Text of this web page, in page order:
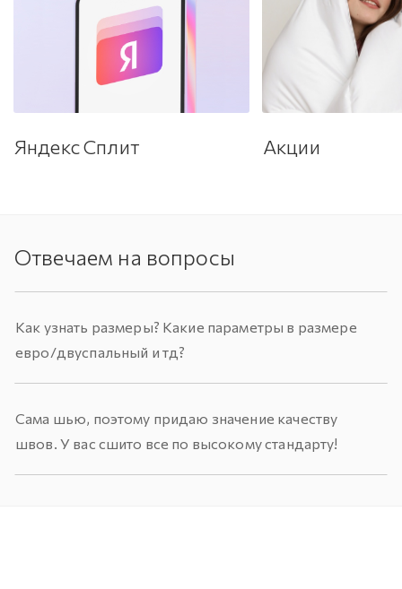
Яндекс Сплит Акции
Отвечаем на вопросы
Как узнать размеры? Какие параметры в размере
евро/двуспальный и тд?
Сама шью, поэтому придаю значение качеству
швов. У вас сшито все по высокому стандарту!